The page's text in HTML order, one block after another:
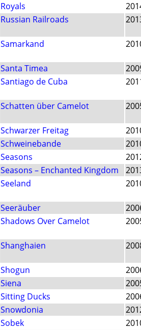
Royals
Russian Railroads
Samarkand
Santa Timea
Santiago de Cuba
Schatten über Camelot
Schwarzer Freitag
Schweinebande
Seasons
Seasons – Enchanted Kingdom
Seeland
Seeräuber
Shadows Over Camelot
Shanghaien
Shogun
Siena
Sitting Ducks
Snowdonia
Sobek